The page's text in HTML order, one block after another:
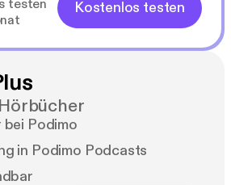
testen
Kostenlos testen
Podimo
in Podimo Podcasts